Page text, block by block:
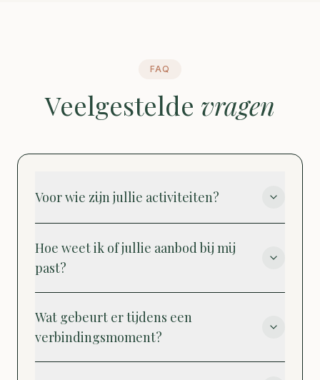
FAQ
Veelgestelde vragen
Voor wie zijn jullie activiteiten?
Hoe weet ik of jullie aanbod bij mij
past?
Wat gebeurt er tijdens een
verbindingsmoment?